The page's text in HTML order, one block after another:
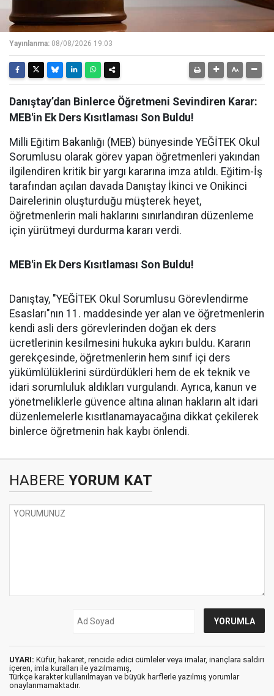
Yayınlanma: 08/08/2026 19:03
Danıştay’dan Binlerce Öğretmeni Sevindiren Karar:
MEB'in Ek Ders Kısıtlaması Son Buldu!
Milli Eğitim Bakanlığı (MEB) bünyesinde YEĞİTEK Okul
Sorumlusu olarak görev yapan öğretmenleri yakından
ilgilendiren kritik bir yargı kararına imza atıldı. Eğitim-İş
tarafından açılan davada Danıştay İkinci ve Onikinci
Dairelerinin oluşturduğu müşterek heyet,
öğretmenlerin mali haklarını sınırlandıran düzenleme
için yürütmeyi durdurma kararı verdi.
MEB'in Ek Ders Kısıtlaması Son Buldu!
Danıştay, "YEĞİTEK Okul Sorumlusu Görevlendirme
Esasları"nın 11. maddesinde yer alan ve öğretmenlerin
kendi asli ders görevlerinden doğan ek ders
ücretlerinin kesilmesini hukuka aykırı buldu. Kararın
gerekçesinde, öğretmenlerin hem sınıf içi ders
yükümlülüklerini sürdürdükleri hem de ek teknik ve
idari sorumluluk aldıkları vurgulandı. Ayrıca, kanun ve
yönetmeliklerle güvence altına alınan hakların alt idari
düzenlemelerle kısıtlanamayacağına dikkat çekilerek
binlerce öğretmenin hak kaybı önlendi.
HABERE YORUM KAT
UYARI: Küfür, hakaret, rencide edici cümleler veya imalar, inançlara saldırı
içeren, imla kuralları ile yazılmamış,
Türkçe karakter kullanılmayan ve büyük harflerle yazılmış yorumlar
onaylanmamaktadır.